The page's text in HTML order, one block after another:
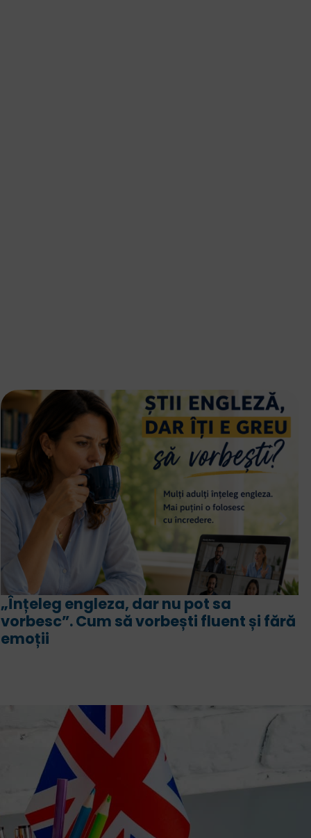
Intensiv engleză sau engleză bilingv?
Asemănări, deosebiri, avantaje și
programă